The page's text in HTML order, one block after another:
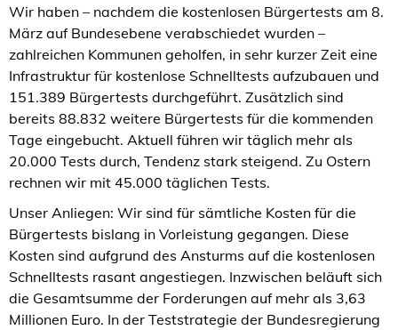
Wir haben – nachdem die kostenlosen Bürgertests am 8.
März auf Bundesebene verabschiedet wurden –
zahlreichen Kommunen geholfen, in sehr kurzer Zeit eine
Infrastruktur für kostenlose Schnelltests aufzubauen und
151.389 Bürgertests durchgeführt. Zusätzlich sind
bereits 88.832 weitere Bürgertests für die kommenden
Tage eingebucht. Aktuell führen wir täglich mehr als
20.000 Tests durch, Tendenz stark steigend. Zu Ostern
rechnen wir mit 45.000 täglichen Tests.
Unser Anliegen: Wir sind für sämtliche Kosten für die
Bürgertests bislang in Vorleistung gegangen. Diese
Kosten sind aufgrund des Ansturms auf die kostenlosen
Schnelltests rasant angestiegen. Inzwischen beläuft sich
die Gesamtsumme der Forderungen auf mehr als 3,63
Millionen Euro. In der Teststrategie der Bundesregierung